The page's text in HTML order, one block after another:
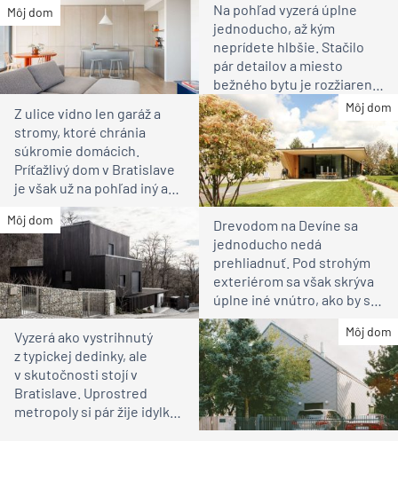
Môj dom
Na pohľad vyzerá úplne
jednoducho, až kým
neprídete hlbšie. Stačilo
pár detailov a miesto
bežného bytu je rozžiarené
bývanie pre rodinu
Môj dom
Z ulice vidno len garáž a
stromy, ktoré chránia
súkromie domácich.
Príťažlivý dom v Bratislave
je však už na pohľad iný ako
susedia
Môj dom
Drevodom na Devíne sa
jednoducho nedá
prehliadnuť. Pod strohým
exteriérom sa však skrýva
úplne iné vnútro, ako by ste
čakali
Môj dom
Vyzerá ako vystrihnutý
z typickej dedinky, ale
v skutočnosti stojí v
Bratislave. Uprostred
metropoly si pár žije idylku